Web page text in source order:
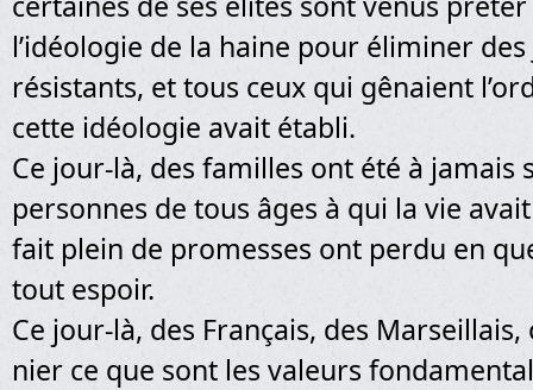
l’idéologie de la haine pour éliminer des
résistants, et tous ceux qui gênaient
cette idéologie avait établi.
Ce jour-là, des familles ont été à jamais
personnes de tous âges à qui la vie
fait plein de promesses ont perdu en
tout espoir.
Ce jour-là, des Français, des
nier ce que sont les valeurs